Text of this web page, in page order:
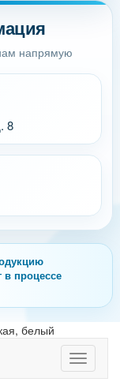
напрямую
8
в процессе
белый
Toggle